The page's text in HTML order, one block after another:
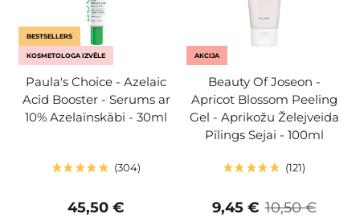
BESTSELLERS
KOSMETOLOGA IZVĒLE
Paula's Choice - Azelaic
Acid Booster - Serums ar
10% Azelaīnskābi - 30ml
304
45,50 €
AKCIJA
Beauty Of Joseon -
Apricot Blossom Peeling
Gel - Aprikožu Želejveida
Pīlings Sejai - 100ml
121
10,50 €
9,45 €